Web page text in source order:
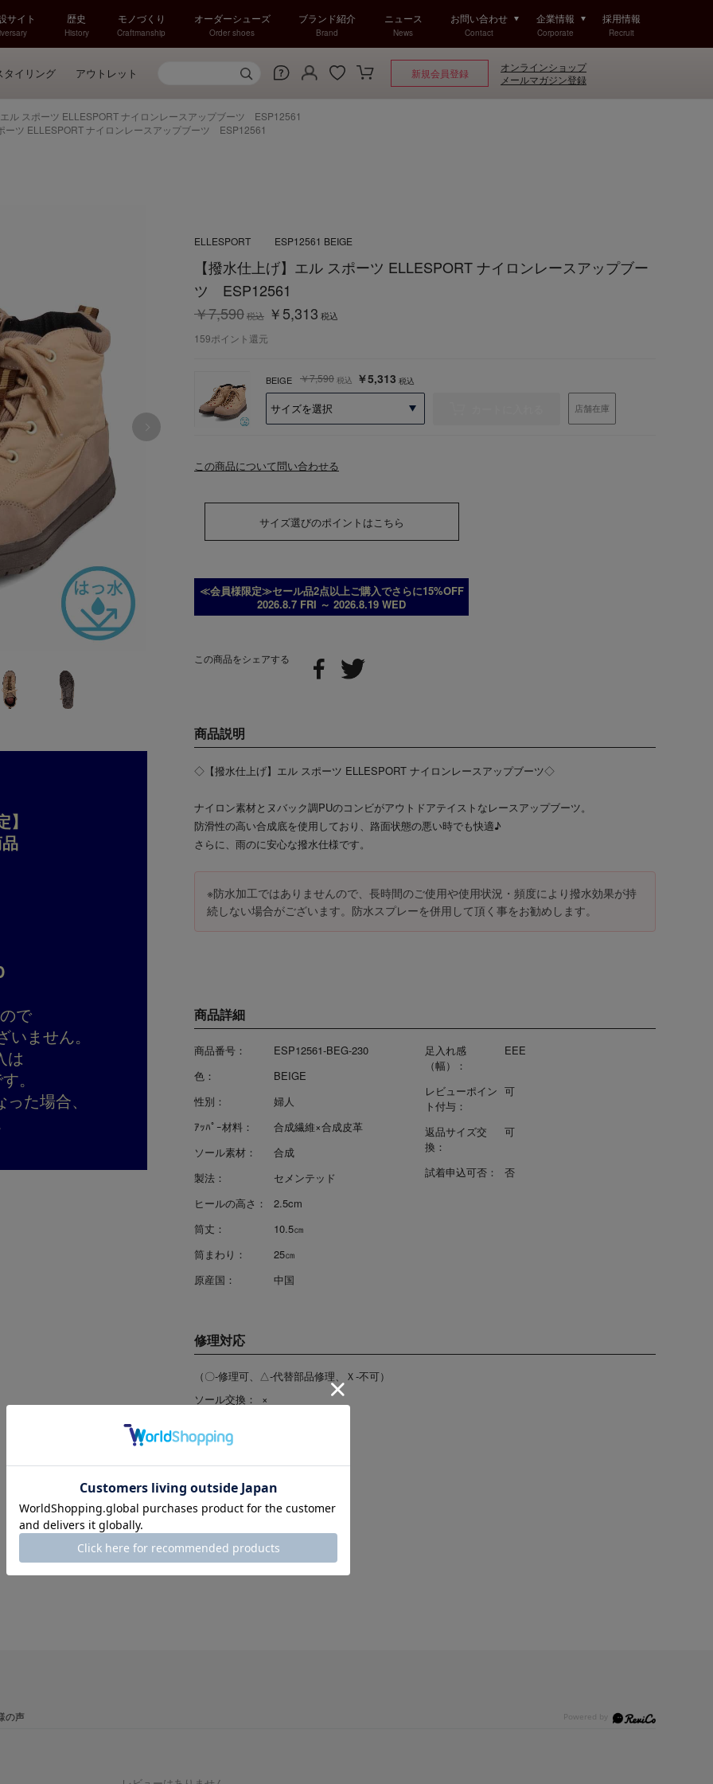
サイト 歴史
History
モノづくり
Craftmanship
オーダーシューズ
Order shoes
ブランド紹介
Brand
ニュース
News
お問い合わせ
Contact
企業情報
Corporate
採用情報
Recruit
タイリング アウトレット 新規会員登録
オンラインショップ
メールマガジン登録
ル スポーツ ELLESPORT ナイロンレースアップブーツ ESP12561
ーツ ELLESPORT ナイロンレースアップブーツ ESP12561
で
ません。
は
。
た場合、
この商品をシェアする
【撥水仕上げ】エル スポーツ ELLESPORT ナイロンレースアップブー
ツ ESP12561
￥5,313 税込
￥7,590税込
商品詳細
商品番号：
ESP12561-BEG-230
色：
BEIGE
性別：
婦人
ｱｯﾊﾟｰ材料：
合成繊維×合成皮革
ソール素材：
合成
製法：
セメンテッド
ヒールの高さ：
2.5cm
筒丈：
10.5㎝
筒まわり：
25㎝
原産国：
中国
足入れ感
（幅）：
EEE
レビューポイン
ト付与：
可
返品サイズ交
換：
可
試着申込可否： 否
修理対応
（〇-修理可、△-代替部品修理、Ｘ-不可）
ソール交換：
×
リフト交換：
BEIGE ￥5,313 税込
￥7,590 税込
店舗在庫
ELLESPORT ESP12561 BEIGE
159ポイント還元
商品説明
◇【撥水仕上げ】エル スポーツ ELLESPORT ナイロンレースアップブーツ◇
ナイロン素材とヌバック調PUのコンビがアウトドアテイストなレースアップブーツ。
防滑性の高い合成底を使用しており、路面状態の悪い時でも快適♪
さらに、雨のに安心な撥水仕様です。
※防水加工ではありませんので、長時間のご使用や使用状況・頻度により撥水効果が持
続しない場合がございます。防水スプレーを併用して頂く事をお勧めします。
この商品について問い合わせる
サイズ選びのポイントはこちら
≪会員様限定≫セール品2点以上ご購入でさらに15%OFF
2026.8.7 FRI ～ 2026.8.19 WED
の声